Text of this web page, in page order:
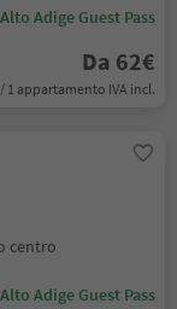
Alto Adige Guest Pass
Da 62€
1 appartamento IVA incl.
centro
Alto Adige Guest Pass